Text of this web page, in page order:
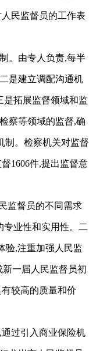
民监督员的工作表
。由专人负责,每半
是建立调配沟通机
是拓展监督领域和监
察等领域的监督,确
制。检察机关对监督
1606件,提出监督意
监督员的不同需求
业性和实用性。二
验,注重加强人民监
新一届人民监督员初
较高的质量和价
过引入商业保险机